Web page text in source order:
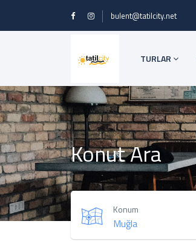
bulent@tatilcity.net
TURLAR
Konut Ara
Konum